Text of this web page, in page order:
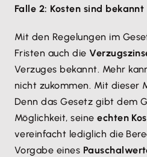
Falle 2: Kosten sind bekannt
Mit den Regelungen im
Fristen auch die
Verzuges bekannt. Mehr
nicht zukommen. Mit dieser
Denn das Gesetz gibt dem
Möglichkeit, seineechten
vereinfacht lediglich die
Vorgabe eines